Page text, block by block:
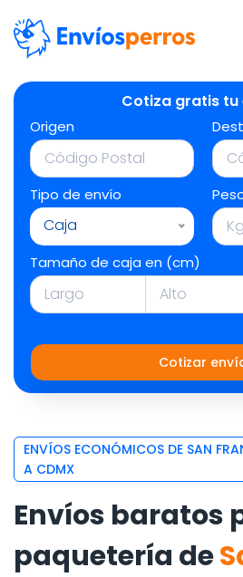
Cotiza gratis tu
Origen
Tipo de envío
Caja
Tamaño de caja en (cm)
Cotizar
ENVÍOS ECONÓMICOS DE SAN
A CDMX
Envíos baratos
paquetería de